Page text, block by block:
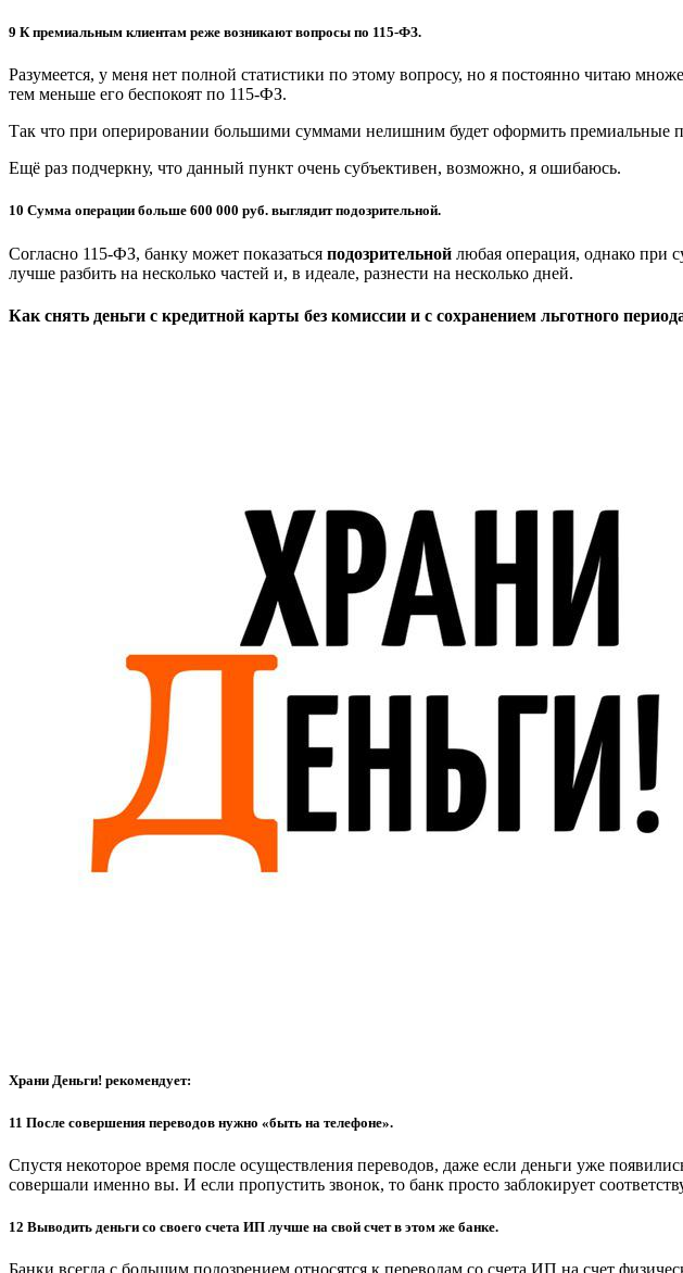
9 К премиальным клиентам реже возникают вопросы по 115-ФЗ.
Разумеется, у меня нет полной статистики по этому вопросу, но я постоянно читаю
тем меньше его беспокоят по 115-ФЗ.
Так что при оперировании большими суммами нелишним будет оформить премиальные
Ещё раз подчеркну, что данный пункт очень субъективен, возможно, я ошибаюсь.
10 Сумма операции больше 600 000 руб. выглядит подозрительной.
Согласно 115-ФЗ, банку может показаться подозрительной любая операция, однако при
лучше разбить на несколько частей и, в идеале, разнести на несколько дней.
Как снять деньги с кредитной карты без комиссии и с сохранением льготного
Храни Деньги! рекомендует:
11 После совершения переводов нужно «быть на телефоне».
Спустя некоторое время после осуществления переводов, даже если деньги уже
совершали именно вы. И если пропустить звонок, то банк просто заблокирует
12 Выводить деньги со своего счета ИП лучше на свой счет в этом же банке.
Банки всегда с большим подозрением относятся к переводам со счета ИП на счет